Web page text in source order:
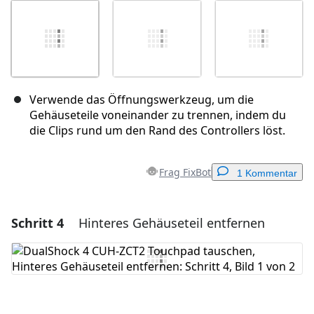
Verwende das Öffnungswerkzeug, um die
Gehäuseteile voneinander zu trennen, indem du
die Clips rund um den Rand des Controllers löst.
Frag FixBot 1 Kommentar
Einen Kommentar hinzufügen
Kommentar hinzufügen
Schritt 4 Hinteres Gehäuseteil entfernen